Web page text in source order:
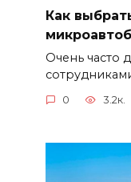
Как
Очень часто
0 3.2к.